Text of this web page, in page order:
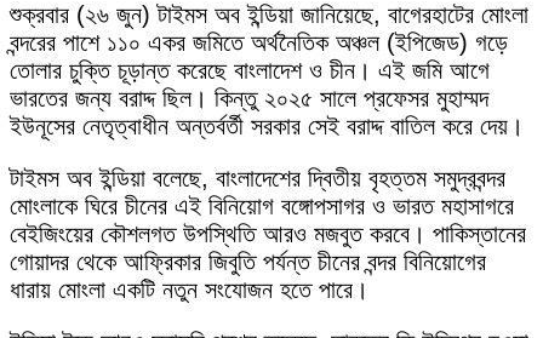
শুক্রবার (২৬ জুন) টাইমস অব ইন্ডিয়া জানিয়েছে, বাগেরহাটের মোংলা
বন্দরের পাশে ১১০ একর জমিতে অর্থনৈতিক অঞ্চল (ইপিজেড) গড়ে
তোলার চুক্তি চূড়ান্ত করেছে বাংলাদেশ ও চীন। এই জমি আগে
ভারতের জন্য বরাদ্দ ছিল। কিন্তু ২০২৫ সালে প্রফেসর মুহাম্মদ
ইউনূসের নেতৃত্বাধীন অন্তর্বর্তী সরকার সেই বরাদ্দ বাতিল করে দেয়।
টাইমস অব ইন্ডিয়া বলেছে, বাংলাদেশের দ্বিতীয় বৃহত্তম সমুদ্রবন্দর
মোংলাকে ঘিরে চীনের এই বিনিয়োগ বঙ্গোপসাগর ও ভারত মহাসাগরে
বেইজিংয়ের কৌশলগত উপস্থিতি আরও মজবুত করবে। পাকিস্তানের
গোয়াদর থেকে আফ্রিকার জিবুতি পর্যন্ত চীনের বন্দর বিনিয়োগের
ধারায় মোংলা একটি নতুন সংযোজন হতে পারে।